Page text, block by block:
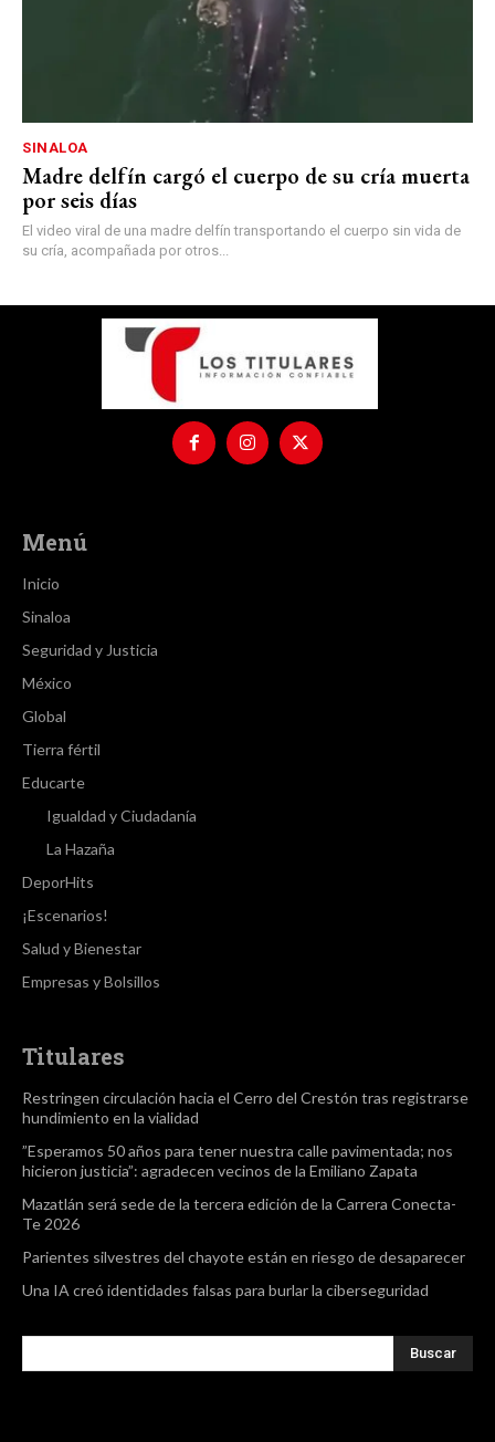
SINALOA
Madre delfín cargó el cuerpo de su cría muerta
por seis días
El video viral de una madre delfín transportando el cuerpo sin vida de
su cría, acompañada por otros...
Menú
Inicio
Sinaloa
Seguridad y Justicia
México
Global
Tierra fértil
Educarte
Igualdad y Ciudadanía
La Hazaña
DeporHits
¡Escenarios!
Salud y Bienestar
Empresas y Bolsillos
Titulares
Restringen circulación hacia el Cerro del Crestón tras registrarse
hundimiento en la vialidad
”Esperamos 50 años para tener nuestra calle pavimentada; nos
hicieron justicia”: agradecen vecinos de la Emiliano Zapata
Mazatlán será sede de la tercera edición de la Carrera Conecta-
Te 2026
Parientes silvestres del chayote están en riesgo de desaparecer
Una IA creó identidades falsas para burlar la ciberseguridad
Buscar